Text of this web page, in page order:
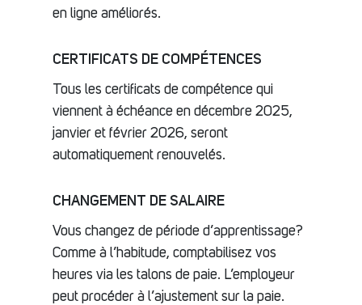
en ligne améliorés.
CERTIFICATS DE COMPÉTENCES
Tous les certificats de compétence qui
viennent à échéance en décembre 2025,
janvier et février 2026, seront
automatiquement renouvelés.
CHANGEMENT DE SALAIRE
Vous changez de période d’apprentissage?
Comme à l’habitude, comptabilisez vos
heures via les talons de paie. L’employeur
peut procéder à l’ajustement sur la paie.